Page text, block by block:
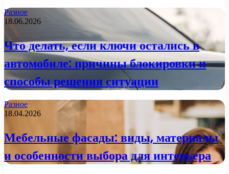
Разное
18.06.2026
Что делать, если ключи остались в
автомобиле: причины блокировки и
способы решения ситуации
Разное
18.04.2026
Мебельные фасады: виды, материалы
и особенности выбора для интерьера